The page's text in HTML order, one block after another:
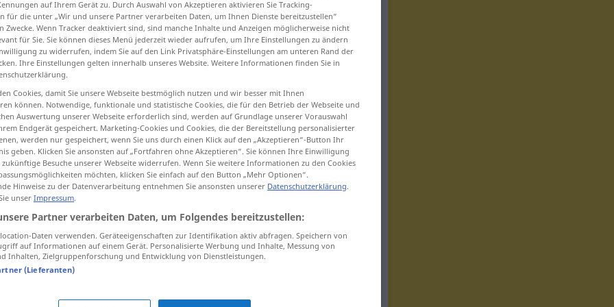
BR tranquiller; suptranquil(l)est>
gelassen heiter ruhig, unbewegt
tranquilpeaceful
tranquilundisturbed
tranquil motionless
auf Ihrem Gerät zu. Durch Auswahl von Akzeptieren aktivieren Sie Tracking-
für die unter „Wir und unsere Partner verarbeiten Daten, um Ihnen Dienste bereitzustellen“
Zwecke. Wenn Tracker deaktiviert sind, sind manche Inhalte und Anzeigen möglicherweise nicht
für Sie. Sie können dieses Menü jederzeit wieder aufrufen, um Ihre Einstellungen zu ändern
zu widerrufen, indem Sie auf den Link Privatsphäre-Einstellungen am unteren Rand der
Ihre Einstellungen gelten innerhalb unseres Website. Weitere Informationen finden Sie in
Cookies, damit Sie unsere Webseite bestmöglich nutzen und wir besser mit Ihnen
können. Notwendige, funktionale und statistische Cookies, die für den Betrieb der Webseite und
Auswertung unserer Webseite erforderlich sind, werden auf Grundlage unserer Vorauswahl
Endgerät gespeichert. Marketing-Cookies und Cookies, die der Bereitstellung personalisierter
werden nur gespeichert, wenn Sie uns durch einen Klick auf den „Akzeptieren“-Button Ihr
geben. Klicken Sie ansonsten auf „Fortfahren ohne Akzeptieren“. Sie können Ihre Einwilligung
Besuche unserer Webseite widerrufen. Wenn Sie weitere Informationen zu den Cookies
möchten, klicken Sie einfach auf den Button „Mehr Optionen“.
Hinweise zu der Datenverarbeitung entnehmen Sie ansonsten unserer Datenschutzerklärung.
unser Impressum.
Partner verarbeiten Daten, um Folgendes bereitzustellen:
Daten verwenden. Geräteeigenschaften zur Identifikation aktiv abfragen. Speichern von
auf Informationen auf einem Gerät. Personalisierte Werbung und Inhalte, Messung von
Inhalten, Zielgruppenforschung und Entwicklung von Dienstleistungen.
(Lieferanten)